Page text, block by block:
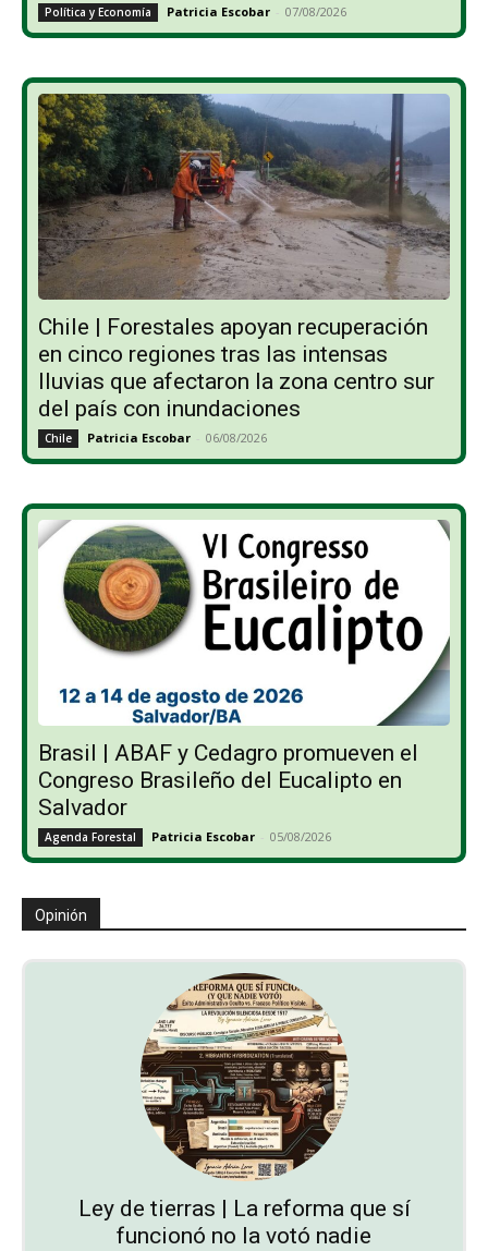
Política y Economía Patricia Escobar - 07/08/2026
Chile | Forestales apoyan recuperación
en cinco regiones tras las intensas
lluvias que afectaron la zona centro sur
del país con inundaciones
Chile Patricia Escobar - 06/08/2026
Brasil | ABAF y Cedagro promueven el
Congreso Brasileño del Eucalipto en
Salvador
Agenda Forestal Patricia Escobar - 05/08/2026
Opinión
Ley de tierras | La reforma que sí
funcionó no la votó nadie